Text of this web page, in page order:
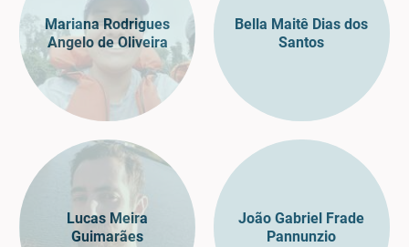
Mariana Rodrigues
Angelo de Oliveira
Bella Maitê Dias dos
Santos
Lucas Meira
Guimarães
João Gabriel Frade
Pannunzio